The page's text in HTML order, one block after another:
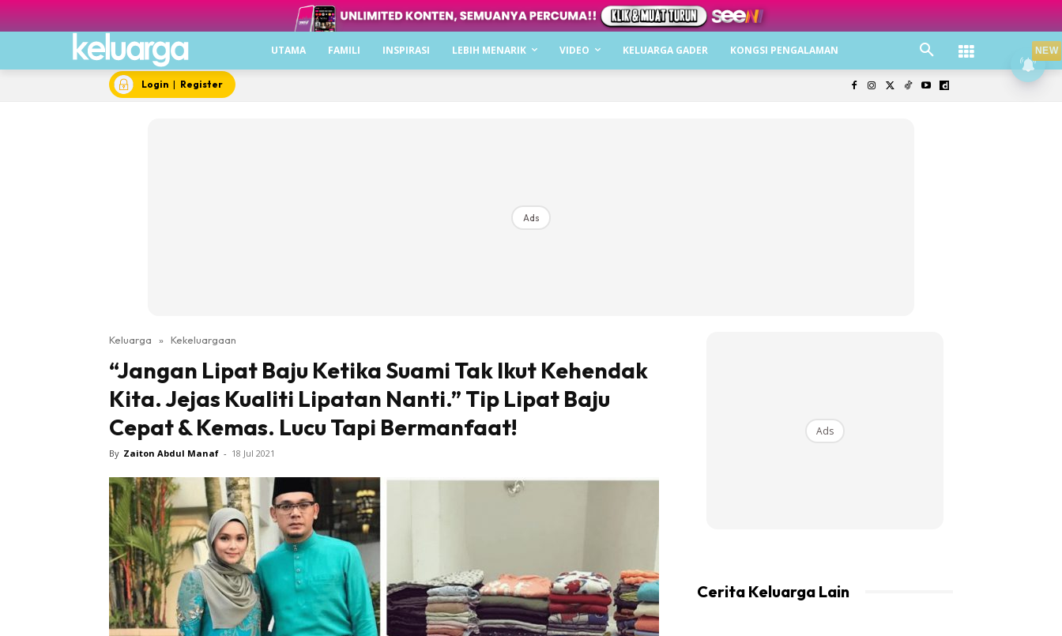
UTAMA FAMILI INSPIRASI LEBIH MENARIK VIDEO KELUARGA GADER KONGSI PENGALAMAN
Login | Register
Ads
Keluarga » Kekeluargaan
“Jangan Lipat Baju Ketika Suami Tak Ikut Kehendak
Kita. Jejas Kualiti Lipatan Nanti.” Tip Lipat Baju
Cepat & Kemas. Lucu Tapi Bermanfaat!
By Zaiton Abdul Manaf - 18 Jul 2021
Ads
Cerita Keluarga Lain
NEW